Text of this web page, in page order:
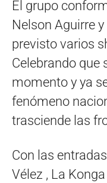
El grupo
Nelson Aguirre
previsto varios
Celebrando que
momento y ya
fenómeno
trasciende las
Con las
Vélez , La